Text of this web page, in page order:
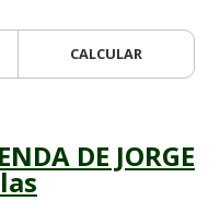
CALCULAR
DE JORGE